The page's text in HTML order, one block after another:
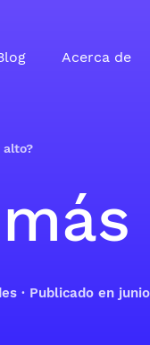
Acerca de
alto?
· Publicado en